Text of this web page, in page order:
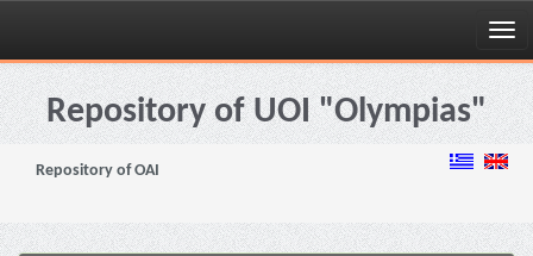
Skip
navigationRepository of UOI "Olympias"
Repository of OAI